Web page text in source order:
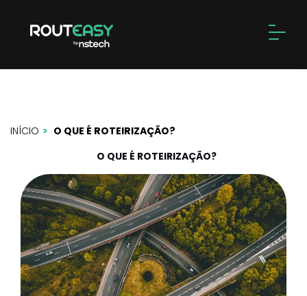
content
INÍCIO
O QUE É ROTEIRIZAÇÃO?
O QUE É ROTEIRIZAÇÃO?